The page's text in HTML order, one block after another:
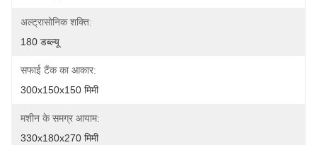
अल्ट्रासोनिक शक्ति:
180 डब्ल्यू
सफाई टैंक का आकार:
300x150x150 मिमी
मशीन के समग्र आयाम:
330x180x270 मिमी